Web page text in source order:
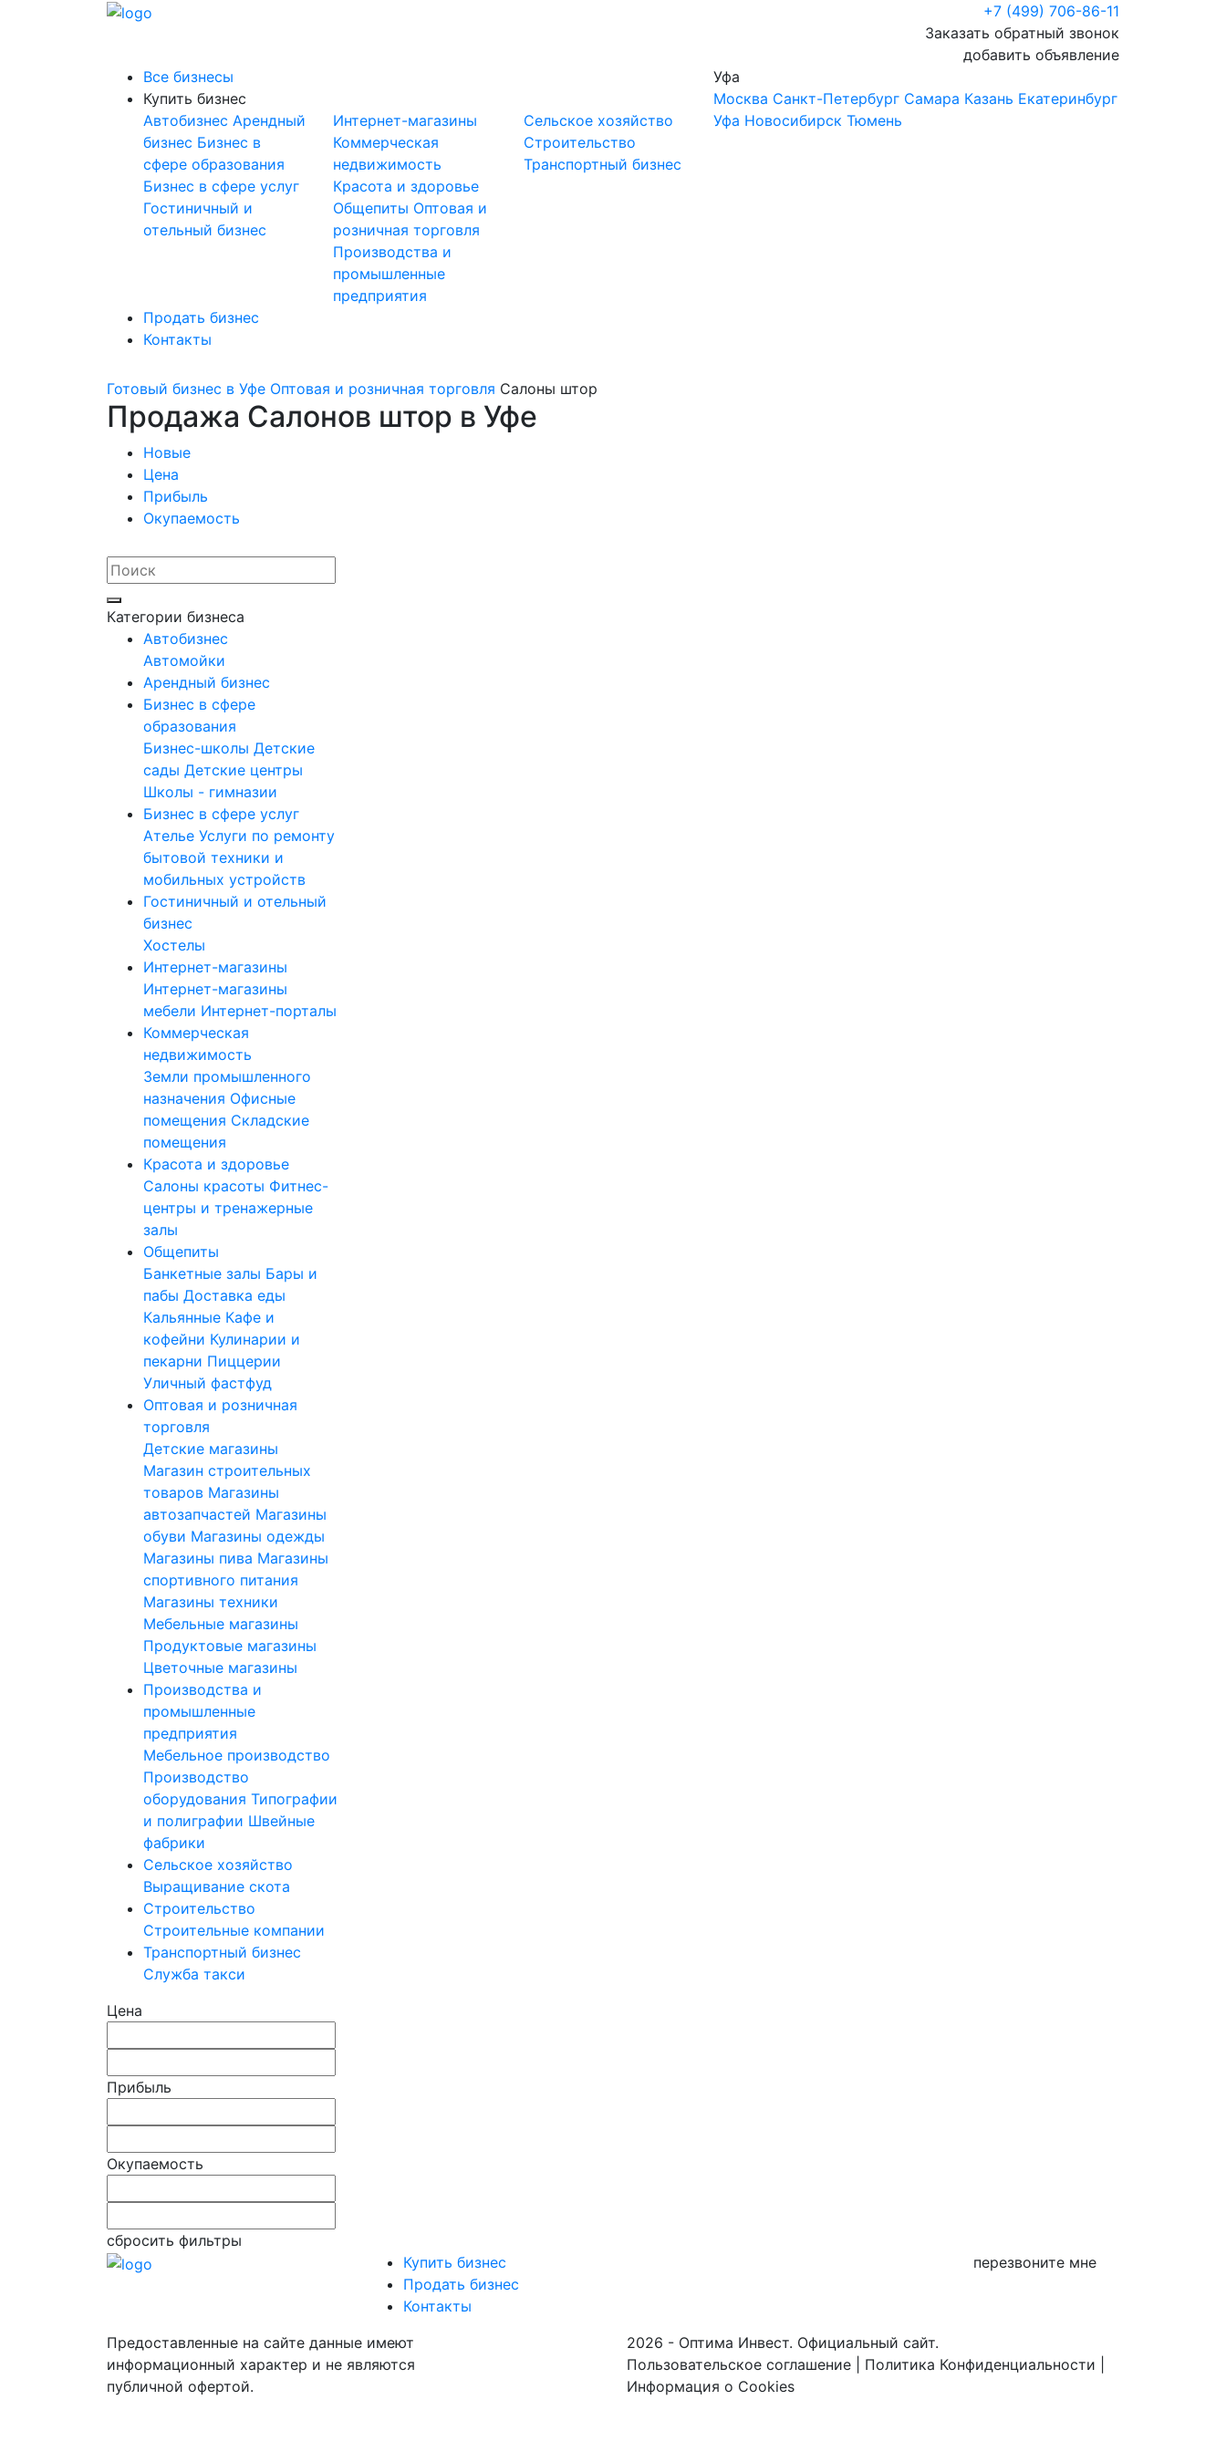
+7 (499) 706-86-11
Заказать обратный звонок
добавить объявление
Все бизнесы
Купить бизнес
Автобизнес Арендный
бизнес Бизнес в
сфере образования
Бизнес в сфере услуг
Гостиничный и
отельный бизнес
Интернет-магазины
Коммерческая
недвижимость
Красота и здоровье
Общепиты Оптовая и
розничная торговля
Производства и
промышленные
предприятия
Сельское хозяйство
Строительство
Транспортный бизнес
Продать бизнес
Контакты
Уфа
Москва Санкт-Петербург Самара Казань Екатеринбург
Уфа Новосибирск Тюмень
Готовый бизнес в Уфе Оптовая и розничная торговля Салоны штор
Продажа Салонов штор в Уфе
Новые
Цена
Прибыль
Окупаемость
Категории бизнеса
Автобизнес
Автомойки
Арендный бизнес
Бизнес в сфере
образования
Бизнес-школы Детские
сады Детские центры
Школы - гимназии
Бизнес в сфере услуг
Ателье Услуги по ремонту
бытовой техники и
мобильных устройств
Гостиничный и отельный
бизнес
Хостелы
Интернет-магазины
Интернет-магазины
мебели Интернет-порталы
Коммерческая
недвижимость
Земли промышленного
назначения Офисные
помещения Складские
помещения
Красота и здоровье
Салоны красоты Фитнес-
центры и тренажерные
залы
Общепиты
Банкетные залы Бары и
пабы Доставка еды
Кальянные Кафе и
кофейни Кулинарии и
пекарни Пиццерии
Уличный фастфуд
Оптовая и розничная
торговля
Детские магазины
Магазин строительных
товаров Магазины
автозапчастей Магазины
обуви Магазины одежды
Магазины пива Магазины
спортивного питания
Магазины техники
Мебельные магазины
Продуктовые магазины
Цветочные магазины
Производства и
промышленные
предприятия
Мебельное производство
Производство
оборудования Типографии
и полиграфии Швейные
фабрики
Сельское хозяйство
Выращивание скота
Строительство
Строительные компании
Транспортный бизнес
Служба такси
Цена
Прибыль
Окупаемость
сбросить фильтры
Купить бизнес
Продать бизнес
Контакты
перезвоните мне
Предоставленные на сайте данные имеют
информационный характер и не являются
публичной офертой.
2026 - Оптима Инвест. Официальный сайт.
Пользовательское соглашение
Политика Конфиденциальности
Информация о Cookies